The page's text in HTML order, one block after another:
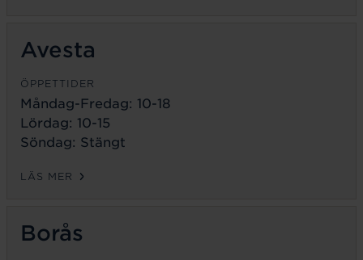
Avesta
ÖPPETTIDER
Måndag-Fredag: 10-18
Lördag: 10-15
Söndag: Stängt
LÄS MER
Borås